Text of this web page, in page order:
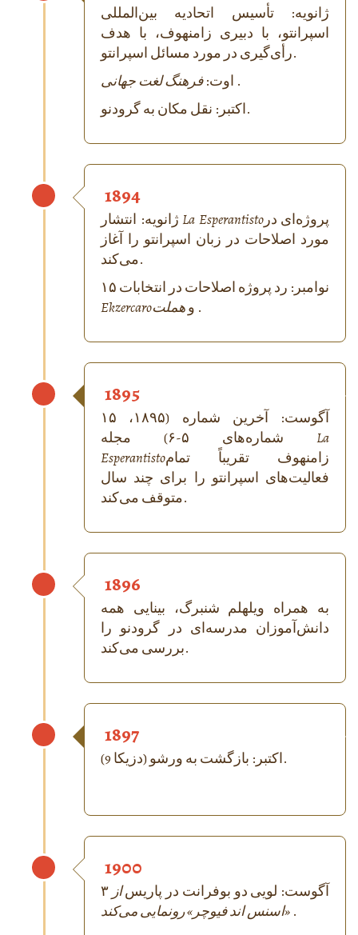
ژانویه: تأسیس اتحادیه بین‌المللی
اسپرانتو، با دبیری زامنهوف، با هدف
رأی‌گیری در مورد مسائل اسپرانتو.
اوت: .
اکتبر: نقل مکان به گرودنو.
1894
La Esperantistoپروژه‌ای در
مورد اصلاحات در زبان اسپرانتو را آغاز
می‌کند.
۱۵ نوامبر: رد پروژه اصلاحات در انتخابات
Ekzercaro
و .
1895
۱۵ آگوست: آخرین شماره (۱۸۹۵،
La
Esperantistoزامنهوف تقریباً تمام
فعالیت‌های اسپرانتو را برای چند سال
متوقف می‌کند.
1896
به همراه ویلهلم شنبرگ، بینایی همه
دانش‌آموزان مدرسه‌ای در گرودنو را
بررسی می‌کند.
1897
اکتبر: بازگشت به ورشو (دزیکا 9).
1900
۳ آگوست: لویی دو بوفرانت در پاریساز
.